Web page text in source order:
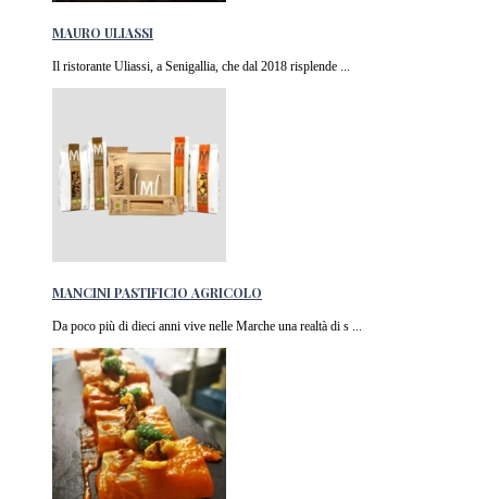
MAURO ULIASSI
Il ristorante Uliassi, a Senigallia, che dal 2018 risplende ...
MANCINI PASTIFICIO AGRICOLO
Da poco più di dieci anni vive nelle Marche una realtà di s ...